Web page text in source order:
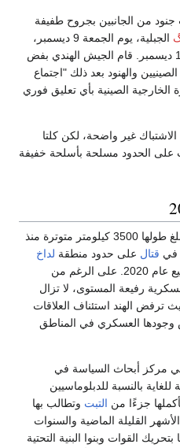
من الجانبين بجروح طفيفة
الجبلية، يوم الجمعة 9 ديسمبر،
لكن الهند لم تُعلن عنه سوى في 12 ديسمبر. قام الجيش الهندي بفض
والهنود بعد ذلك "اجتماع
الصينية بأي تعليق فوري
غير واضحة، لكن كلتا
على الحدود مسلحة بأسلحة خفيفة
ظلت الحدود الصينية الهندية التي يبلغ طولها 3500 كيلومتر متوترة منذ
قتال على حدود منطقة لداخ
في أقصى شمال غرب الهند في ربيع عام 2020. على الرغم من
رفيعة المستوى، لا تزال
ترفض الهند استئناف العلاقات
وجودها العسكري في المناطق
مركز أبحاث السياسة في
بالنسبة للدبلوماسيين
جزءًا من التبت وتطالب بها
القليلة الماضية والسنوات
القوات وبنوا البنية التحتية